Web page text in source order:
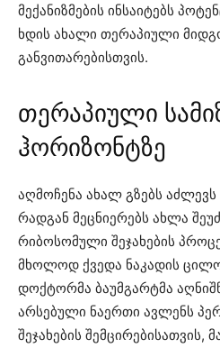
მექანიზმების ინსაიტებს
ხდის ახალი თერაპიული
განვითარებისთვის.
თერაპიული
ჰორიზონტზე
აღმოჩენა ახალ გზებს აძლევს
რადგან მეცნიერებს ახლა
რიბოსომული შეჯახების
მხოლოდ ქვედა ნაკადის
დოქტორმა ბაუმგარტმა
არსებული ნაერთი ავლენს
შეჯახების შემცირებისათვის,